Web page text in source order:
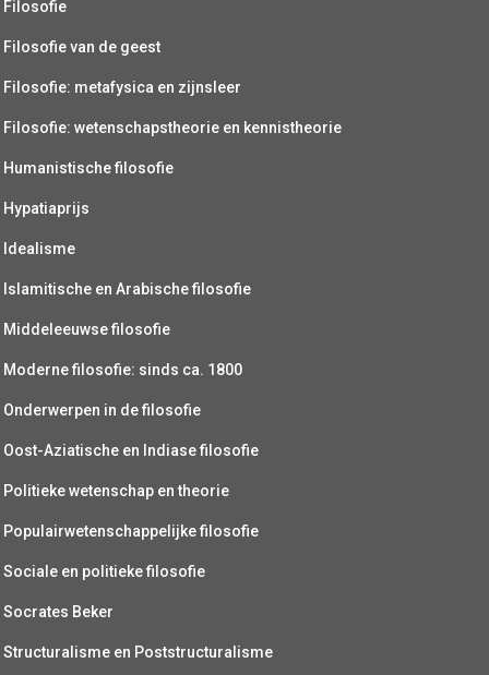
Filosofie
Filosofie van de geest
Filosofie: metafysica en zijnsleer
Filosofie: wetenschapstheorie en kennistheorie
Humanistische filosofie
Hypatiaprijs
Idealisme
Islamitische en Arabische filosofie
Middeleeuwse filosofie
Moderne filosofie: sinds ca. 1800
Onderwerpen in de filosofie
Oost-Aziatische en Indiase filosofie
Politieke wetenschap en theorie
Populairwetenschappelijke filosofie
Sociale en politieke filosofie
Socrates Beker
Structuralisme en Poststructuralisme